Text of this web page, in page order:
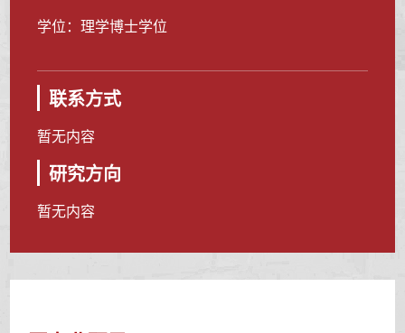
学位：理学博士学位
联系方式
暂无内容
研究方向
暂无内容